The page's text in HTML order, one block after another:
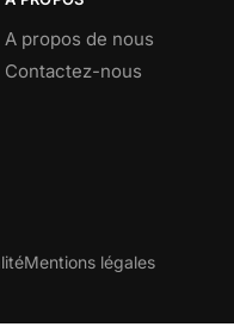
A propos de nous
Contactez-nous
Mentions légales